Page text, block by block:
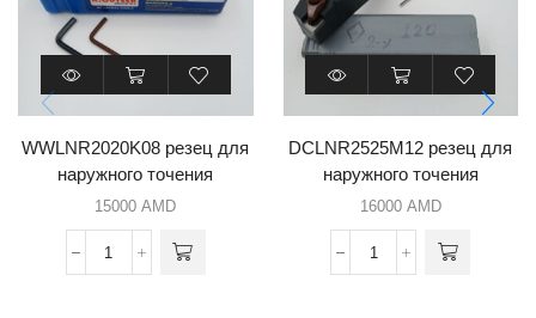
WWLNR2020K08 резец для
наружного точения
15000AMD
DCLNR2525M12 резец для
наружного точения
16000 AMD